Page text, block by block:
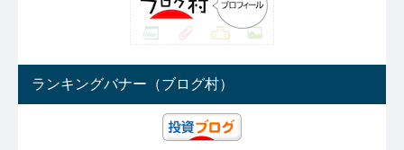
ランキングバナー（ブログ村）